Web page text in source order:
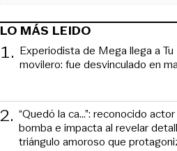
LO MÁS LEIDO
1. Experiodista de Mega llega a
movilero: fue desvinculado en
2. “Quedó la ca...”: reconocido
bomba e impacta al revelar
triángulo amoroso que